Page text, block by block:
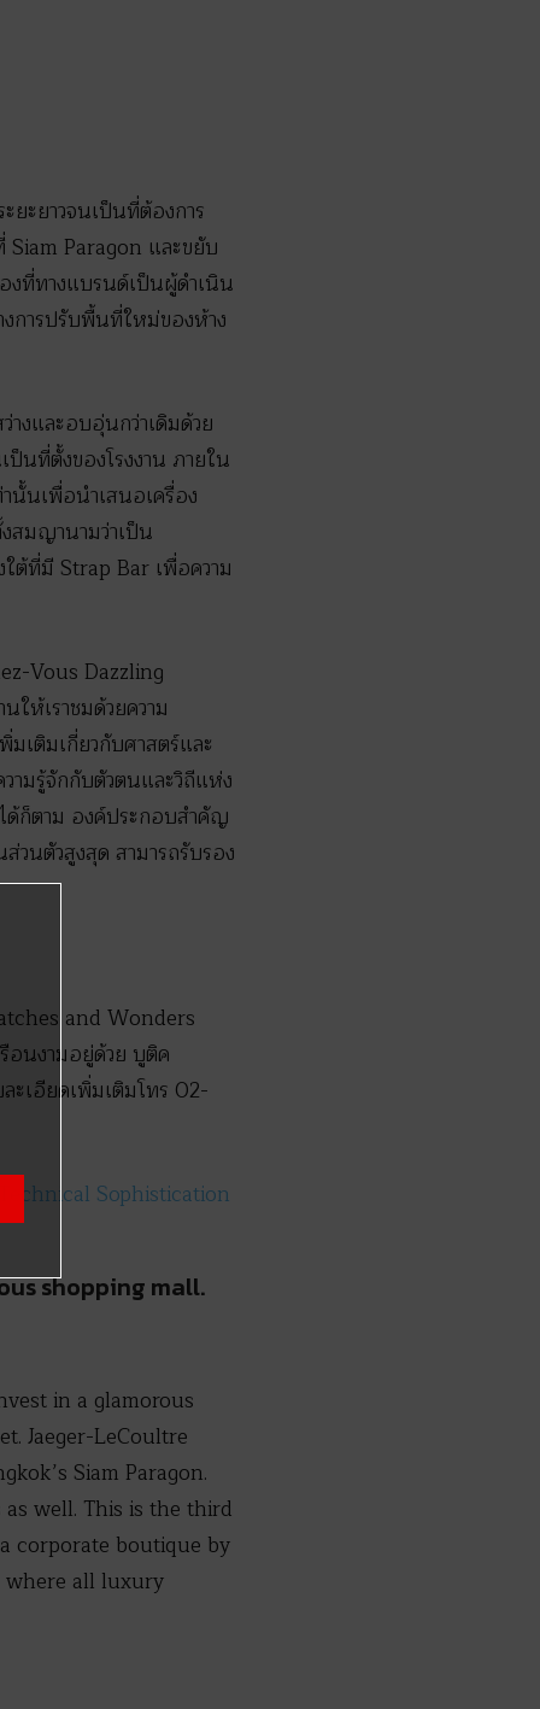
ยะยาวจนเป็นที่ต้องการ
Siam Paragon และขยับ
งที่ทางแบรนด์เป็นผู้ดำเนิน
การปรับพื้นที่ใหม่ของห้าง
งและอบอุ่นกว่าเดิมด้วย
ป็นที่ตั้งของโรงงาน ภายใน
นเพื่อนำเสนอเครื่อง
สมญานามว่าเป็น
ต้ที่มี Strap Bar เพื่อความ
Vous Dazzling
ห้เราชมด้วยความ
เติมเกี่ยวกับศาสตร์และ
ามรู้จักกับตัวตนและวิถีแห่ง
ด้ก็ตาม องค์ประกอบสำคัญ
วนตัวสูงสุด สามารถรับรอง
and Wonders
อนงามอยู่ด้วย บูติค
ะเอียดเพิ่มเติมโทร 02-
Sophistication
shopping mall.
in a glamorous
Jaeger-LeCoultre
Siam Paragon.
well. This is the third
corporate boutique by
where all luxury